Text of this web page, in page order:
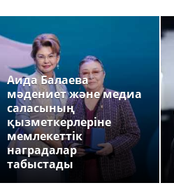
Аида Балаева
мәдениет және медиа
саласының
қызметкерлеріне
мемлекеттік
наградалар
табыстады